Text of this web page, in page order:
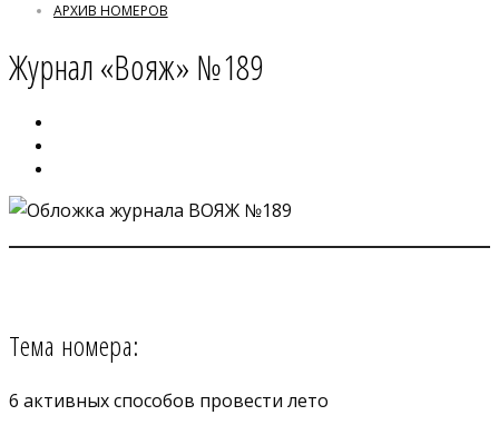
АРХИВ НОМЕРОВ
Журнал «Вояж» №189
Тема номера:
6 активных способов провести лето